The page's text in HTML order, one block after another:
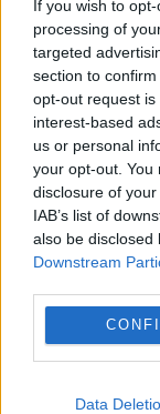
If you wish to
processing of
targeted
section to
opt-out request
interest-based
us or personal
your opt-out. You
disclosure of
IAB’s list of
also be disclosed
Downstream
Data